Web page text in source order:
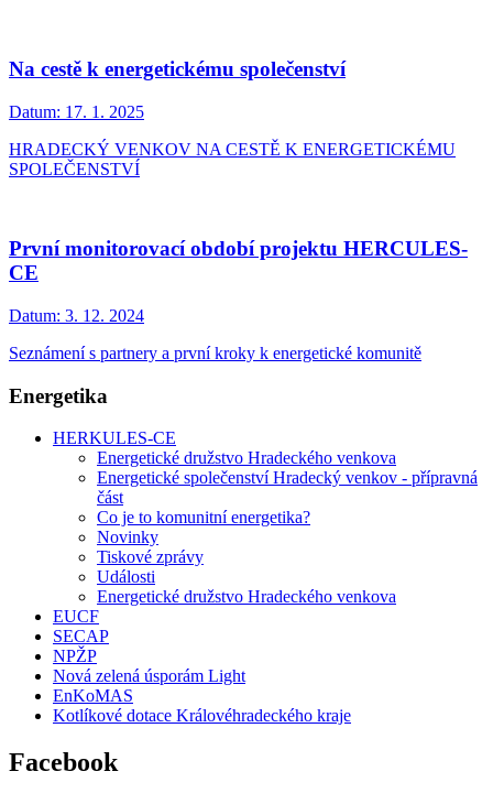
Na cestě k energetickému společenství
Datum: 17. 1. 2025
HRADECKÝ VENKOV NA CESTĚ K ENERGETICKÉMU
SPOLEČENSTVÍ
První monitorovací období projektu HERCULES-
CE
Datum: 3. 12. 2024
Seznámení s partnery a první kroky k energetické komunitě
Energetika
HERKULES-CE
Energetické družstvo Hradeckého venkova
Energetické společenství Hradecký venkov - přípravná
část
Co je to komunitní energetika?
Novinky
Tiskové zprávy
Události
Energetické družstvo Hradeckého venkova
EUCF
SECAP
NPŽP
Nová zelená úsporám Light
EnKoMAS
Kotlíkové dotace Královéhradeckého kraje
Facebook